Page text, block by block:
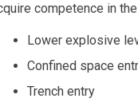
competence in
Lower explosive
Confined space
Trench entry